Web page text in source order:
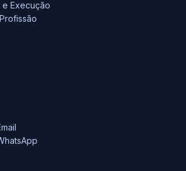
e Execução